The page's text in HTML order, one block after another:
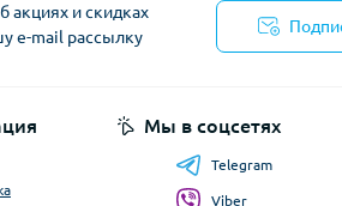
акциях и скидках
e-mail рассылку
Мы в соцсетях
Telegram
Viber